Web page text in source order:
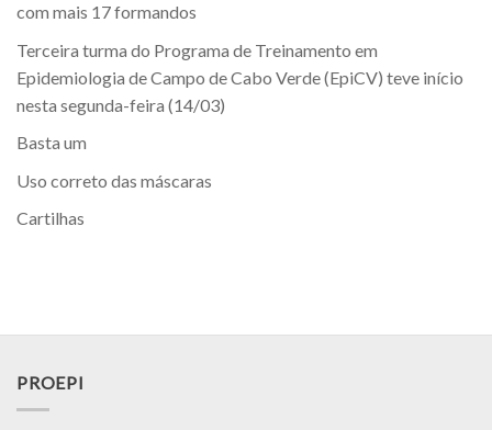
com mais 17 formandos
Terceira turma do Programa de Treinamento em
Epidemiologia de Campo de Cabo Verde (EpiCV) teve início
nesta segunda-feira (14/03)
Basta um
Uso correto das máscaras
Cartilhas
PROEPI